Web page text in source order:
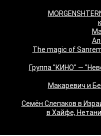
"The magic of
Группа "КИНО" —
Макаревич и
Семён Слепаков в
в Хайфе,